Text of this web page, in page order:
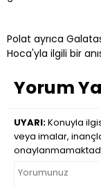
Polat ayrıca
Hoca'yla ilgili bir
Yorum
UYARI:Konuyla
veya imalar,